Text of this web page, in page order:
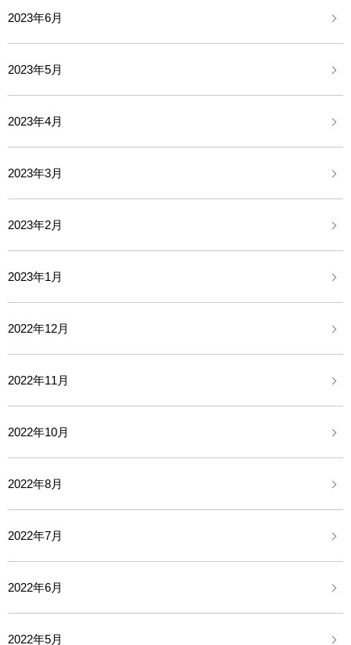
2023年6月
2023年5月
2023年4月
2023年3月
2023年2月
2023年1月
2022年12月
2022年11月
2022年10月
2022年8月
2022年7月
2022年6月
2022年5月